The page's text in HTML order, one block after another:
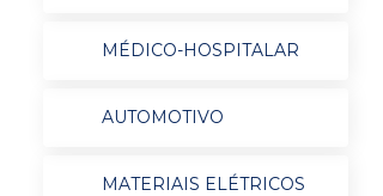
MÉDICO-HOSPITALAR
AUTOMOTIVO
MATERIAIS ELÉTRICOS